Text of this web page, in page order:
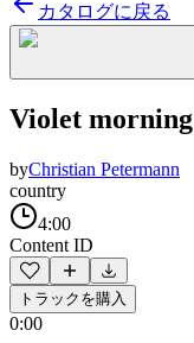
カタログに戻る
Violet morning
byChristian Petermann
country
4:00
Content ID
トラックを購入
0:00